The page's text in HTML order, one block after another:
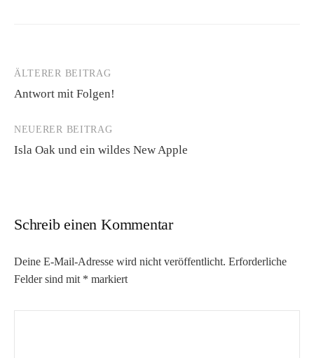
Beitrags-
Navigation
ÄLTERER BEITRAG
Antwort mit Folgen!
NEUERER BEITRAG
Isla Oak und ein wildes New Apple
Schreib einen Kommentar
Deine E-Mail-Adresse wird nicht veröffentlicht. Erforderliche
Felder sind mit * markiert